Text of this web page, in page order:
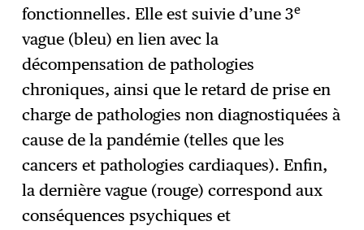
fonctionnelles. Elle est suivie d’une 3e
vague (bleu) en lien avec la
décompensation de pathologies
chroniques, ainsi que le retard de prise en
charge de pathologies non diagnostiquées à
cause de la pandémie (telles que les
cancers et pathologies cardiaques). Enfin,
la dernière vague (rouge) correspond aux
conséquences psychiques et